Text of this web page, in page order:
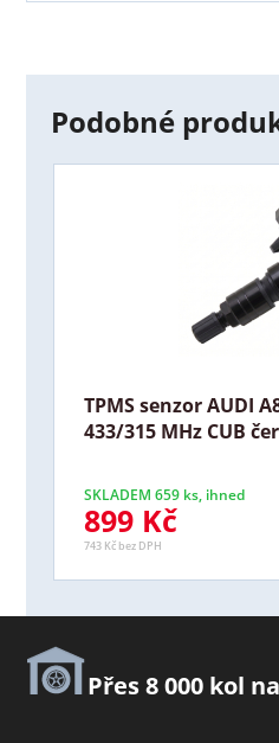
Podobné
TPMS senzor AUDI
433/315 MHz CUB
SKLADEM 659 ks, ihned
899 Kč
743 Kč bez DPH
Přes 8 000 kol